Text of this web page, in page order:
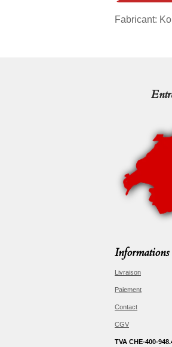
Fabricant:
Informations
Livraison
Paiement
Contact
CGV
TVA CHE-400-